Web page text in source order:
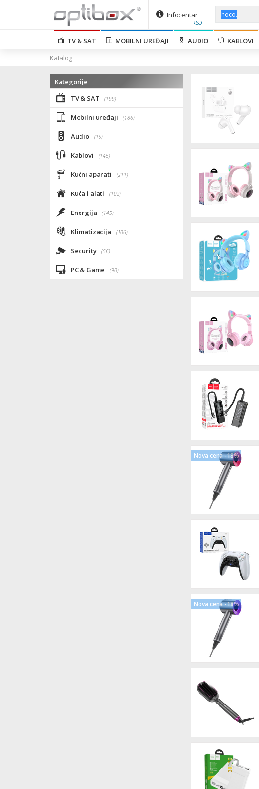
Infocentar
RSD
TV & SAT MOBILNI UREĐAJI AUDIO KABLOVI
Katalog
Kategorije
TV & SAT
(199)
Mobilni uređaji (186)
Audio (15)
Kablovi (145)
Kućni aparati (211)
Kuća i alati (102)
Energija (145)
Klimatizacija (106)
Security (56)
PC & Game (90)
Nova cena -18%
Nova cena -18%